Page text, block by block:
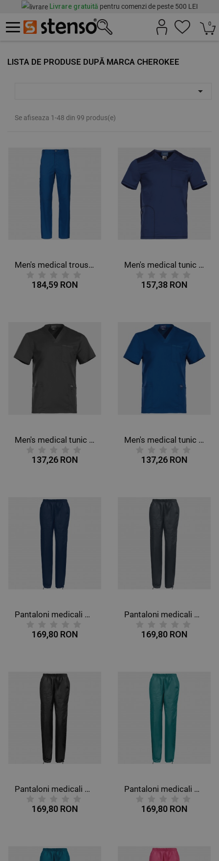
Livrare gratuită pentru comenzi de peste 500 LEI
0
LISTA DE PRODUSE DUPĂ MARCA CHEROKEE

Se afiseaza 1-48 din 99 produs(e)
Men's medical trousers CHEROKEE MR TAPERED DARK BLUE WWE140.
184,59 RON
Men's medical tunic CHEROKEE V-NECK DARK BLULE WWE603.
157,38 RON
Men's medical tunic CHEROKEE V-NECK GREY WWE670.
137,26 RON
Men's medical tunic CHEROKEE V-NECK NAVY BLUE WWE670.
137,26 RON
Pantaloni medicali CHEROKEE MR CARGO ALBASTRU ÎNCHIS WWE4005
169,80 RON
Pantaloni medicali CHEROKEE MR CARGO GRI WWE4005
169,80 RON
Pantaloni medicali CHEROKEE MR CARGO NEGRU WWE4005
169,80 RON
Pantaloni medicali CHEROKEE MR CARGO PETROL DESCHIS WWE4005
169,80 RON